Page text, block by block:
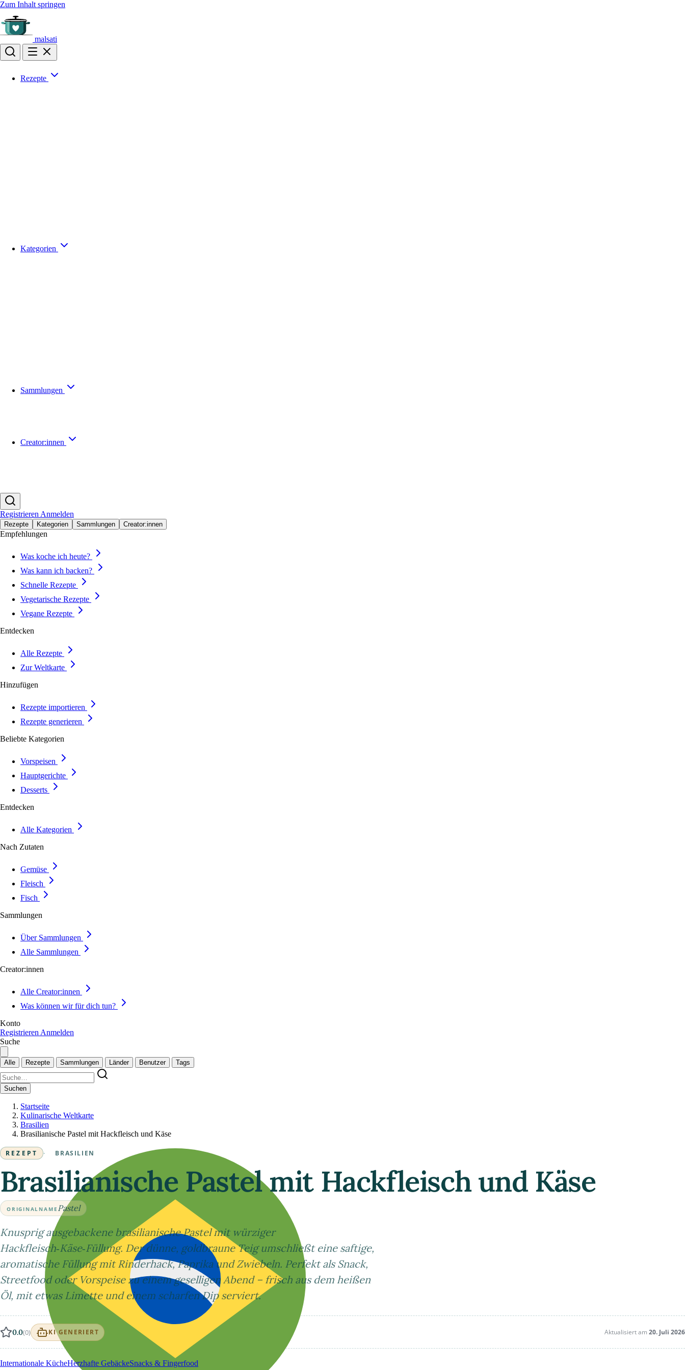
Zum Inhalt springen
malsati
Rezepte
Kategorien
Sammlungen
Creator:innen
Registrieren Anmelden
Rezepte Kategorien Sammlungen Creator:innen
Empfehlungen
Was koche ich heute?
Was kann ich backen?
Schnelle Rezepte
Vegetarische Rezepte
Vegane Rezepte
Entdecken
Alle Rezepte
Zur Weltkarte
Hinzufügen
Rezepte importieren
Rezepte generieren
Beliebte Kategorien
Vorspeisen
Hauptgerichte
Desserts
Entdecken
Alle Kategorien
Nach Zutaten
Gemüse
Fleisch
Fisch
Sammlungen
Über Sammlungen
Alle Sammlungen
Creator:innen
Alle Creator:innen
Was können wir für dich tun?
Konto
Registrieren Anmelden
Suche
Alle Rezepte Sammlungen Länder Benutzer Tags
Suchen
Startseite
Kulinarische Weltkarte
Brasilien
Brasilianische Pastel mit Hackfleisch und Käse
REZEPT · BRASILIEN
Brasilianische Pastel mit Hackfleisch und Käse
ORIGINALNAME Pastel
Knusprig ausgebackene brasilianische Pastel mit würziger
Hackfleisch‑Käse‑Füllung. Der dünne, goldbraune Teig umschließt eine saftige,
aromatische Füllung mit Rinderhack, Paprika und Zwiebeln. Perfekt als Snack,
Streetfood oder Vorspeise zu einem geselligen Abend – frisch aus dem heißen
Öl, mit etwas Limette und einem scharfen Dip serviert.
0.0(0) KI GENERIERT Aktualisiert am 20. Juli 2026
Internationale KücheHerzhafte GebäckeSnacks & Fingerfood